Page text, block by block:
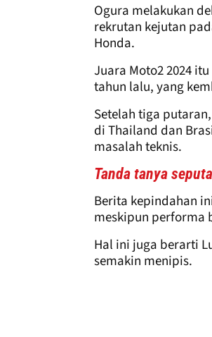
Ogura melakukan
rekrutan kejutan
Honda.
Juara Moto2 2024
tahun lalu, yang
Setelah tiga
di Thailand dan
masalah teknis.
Tanda tanya
Berita kepindahan
meskipun performa
Hal ini juga berarti
semakin menipis.